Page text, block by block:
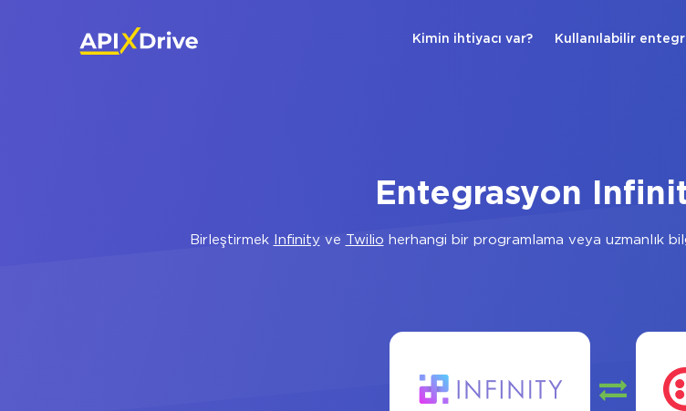
Kimin ihtiyacı var? Kullanılabilir
Entegrasyon
Birleştirmek Infinityve Twilio herhangi bir programlama veya uzmanlık